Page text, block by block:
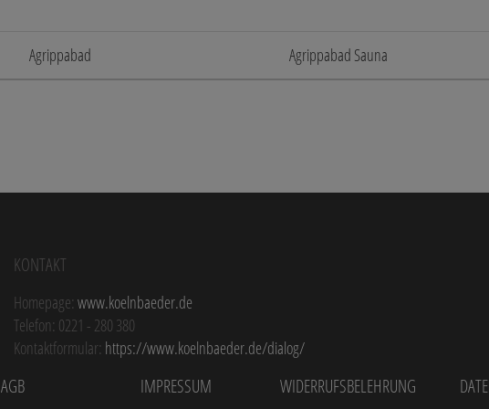
Agrippabad Agrippabad Sauna
Kontakt
Homepage: www.koelnbaeder.de
Telefon: 0221 - 280 380
Kontaktformular: https://www.koelnbaeder.de/dialog/
AGB Impressum Widerrufsbelehrung